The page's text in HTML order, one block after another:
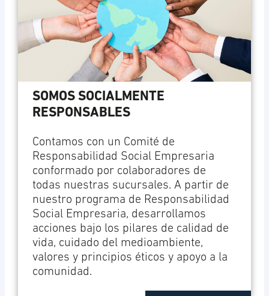
SOMOS SOCIALMENTE
RESPONSABLES
Contamos con un Comité de
Responsabilidad Social Empresaria
conformado por colaboradores de
todas nuestras sucursales. A partir de
nuestro programa de Responsabilidad
Social Empresaria, desarrollamos
acciones bajo los pilares de calidad de
vida, cuidado del medioambiente,
valores y principios éticos y apoyo a la
comunidad.